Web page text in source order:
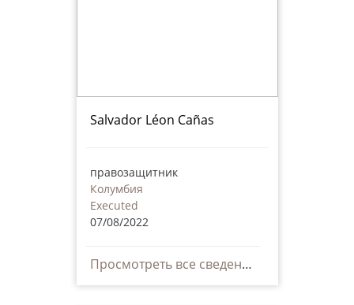
Salvador Léon Cañas
правозащитник
Колумбия
Executed
07/08/2022
Просмотреть все сведения